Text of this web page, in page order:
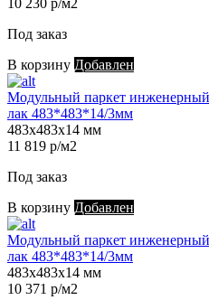
10 230 р/м2
Под заказ
В корзину Добавлен
Модульный паркет
лак 483*483*14/3мм
483х483х14 мм
11 819 р/м2
Под заказ
В корзину Добавлен
Модульный паркет
лак 483*483*14/3мм
483х483х14 мм
10 371 р/м2